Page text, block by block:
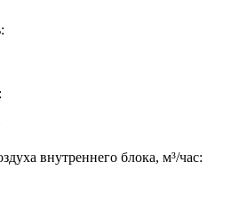
внутреннего блока, м³/час: